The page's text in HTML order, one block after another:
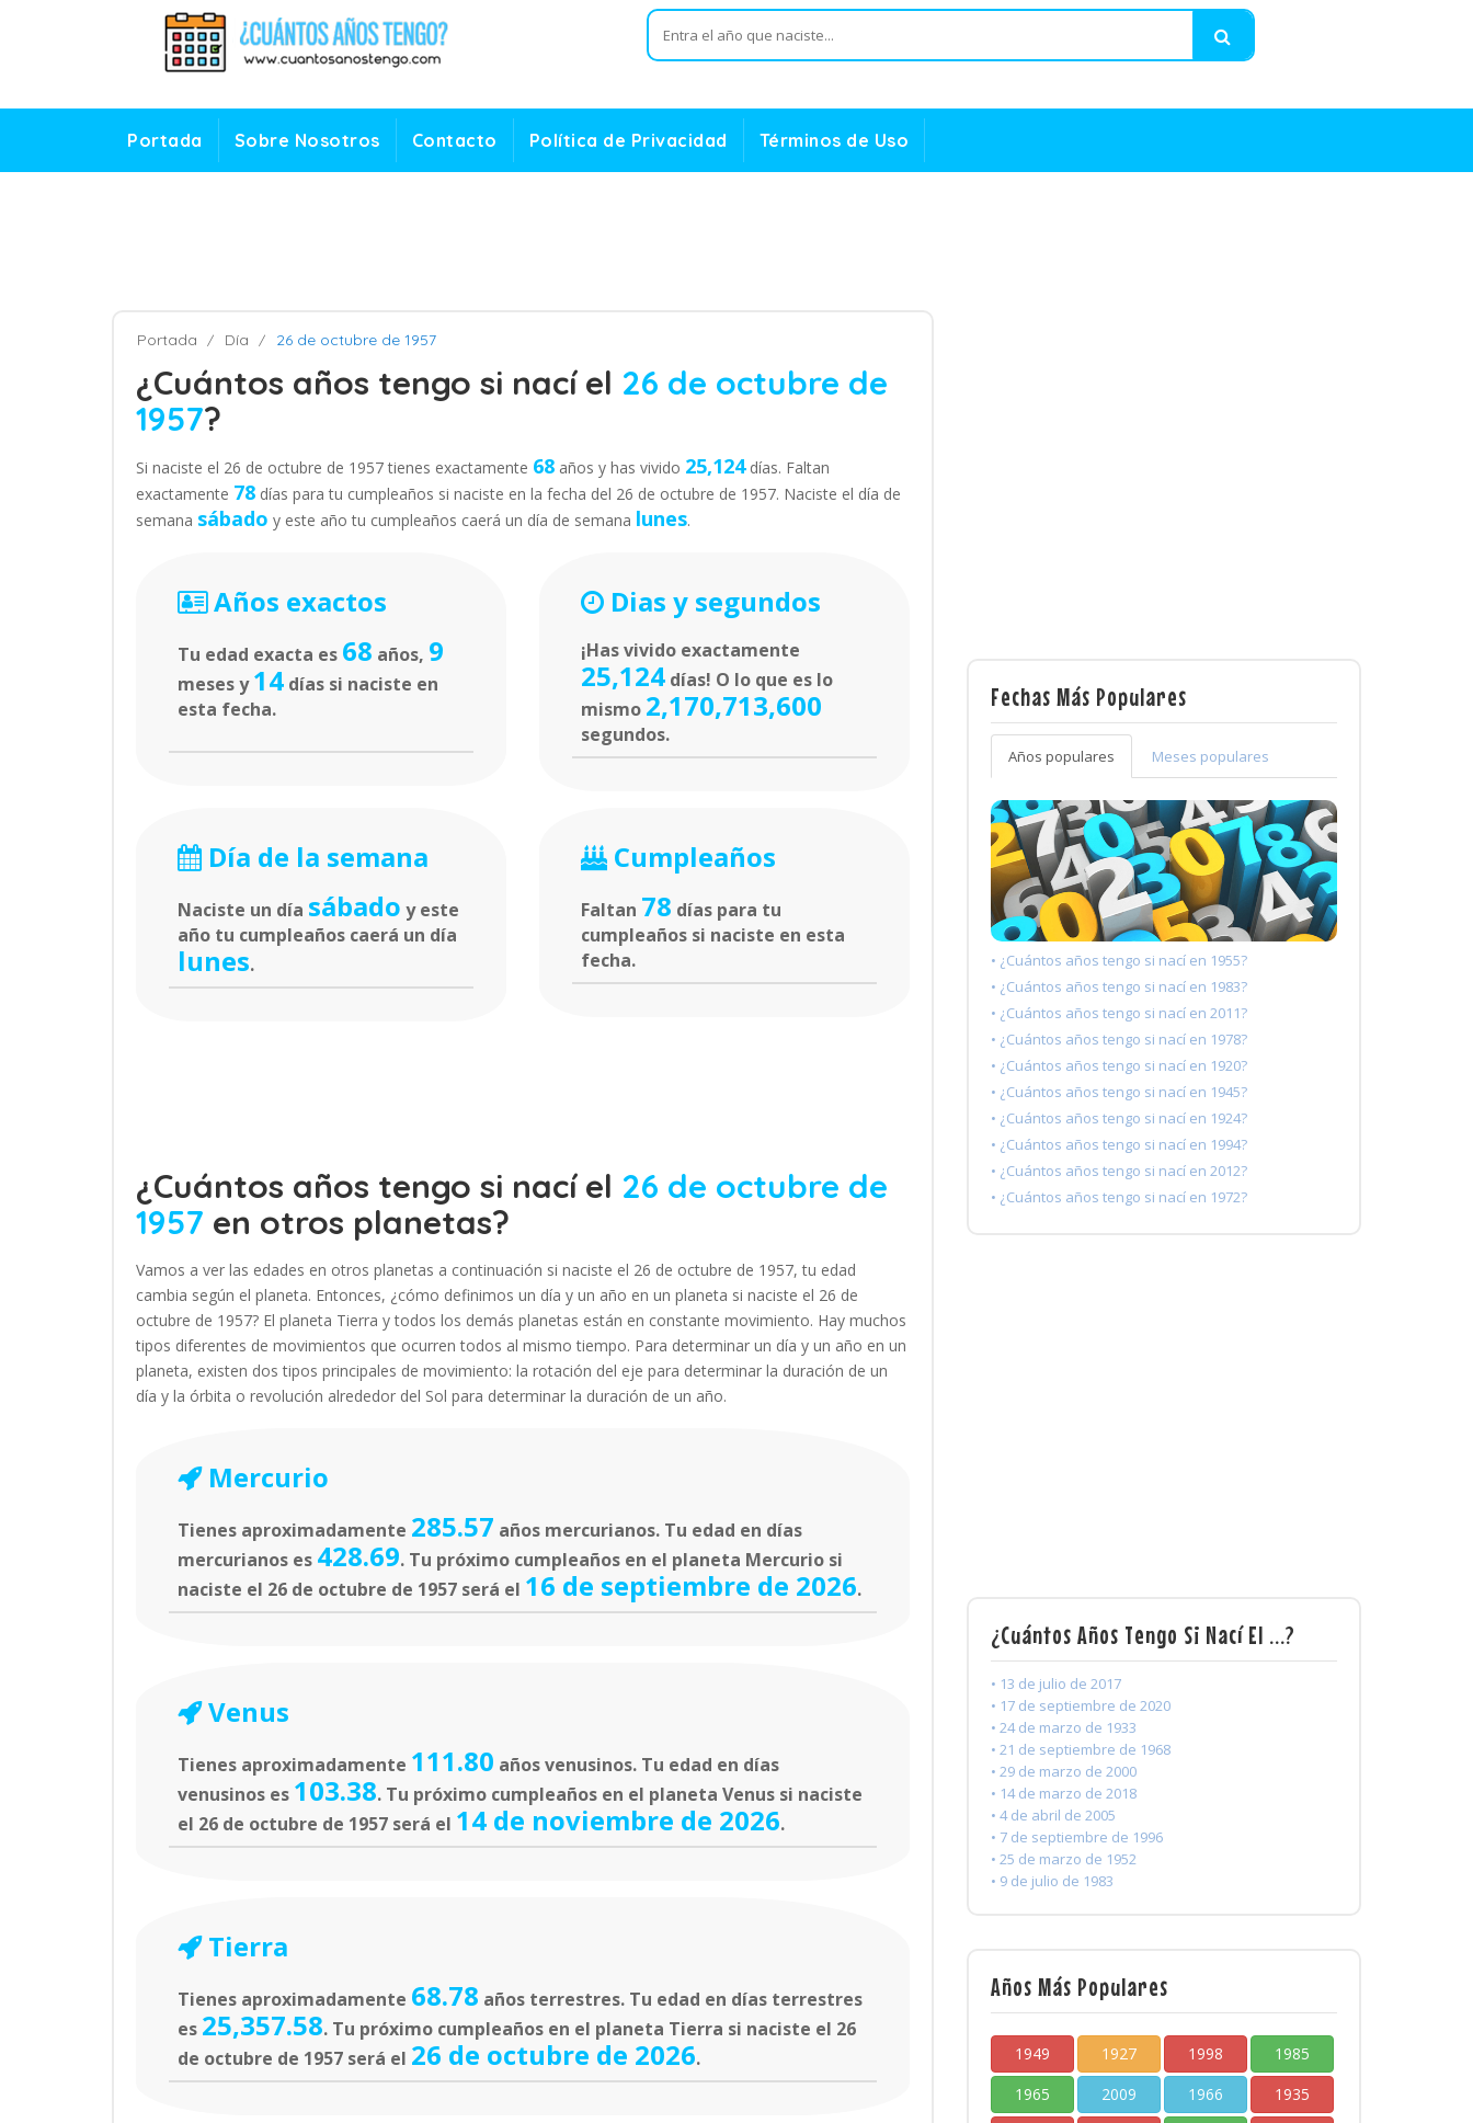
Portada Sobre Nosotros Contacto Política de Privacidad Términos de Uso
Portada Día 26 de octubre de 1957
¿Cuántos años tengo si nací el 26 de octubre de
1957?
Si naciste el 26 de octubre de 1957 tienes exactamente 68 años y has vivido 25,124días. Faltan
exactamente 78 días para tu cumpleaños si naciste en la fecha del 26 de octubre de 1957. Naciste el día de
semana sábado y este año tu cumpleaños caerá un día de semana lunes.
Años exactos
Tu edad exacta es 68 años, 9
meses y14 días si naciste en
esta fecha.
Dias y segundos
¡Has vivido exactamente
25,124 días! O lo que es lo
mismo 2,170,713,600
segundos.
Día de la semana
Naciste un día sábado y este
año tu cumpleaños caerá un día
lunes.
Cumpleaños
Faltan 78 días para tu
cumpleaños si naciste en esta
fecha.
¿Cuántos años tengo si nací el 26 de octubre de
1957 en otros planetas?
Vamos a ver las edades en otros planetas a continuación si naciste el 26 de octubre de 1957, tu edad
cambia según el planeta. Entonces, ¿cómo definimos un día y un año en un planeta si naciste el 26 de
octubre de 1957? El planeta Tierra y todos los demás planetas están en constante movimiento. Hay muchos
tipos diferentes de movimientos que ocurren todos al mismo tiempo. Para determinar un día y un año en un
planeta, existen dos tipos principales de movimiento: la rotación del eje para determinar la duración de un
día y la órbita o revolución alrededor del Sol para determinar la duración de un año.
Mercurio
Tienes aproximadamente 285.57 años mercurianos. Tu edad en días
mercurianos es 428.69. Tu próximo cumpleaños en el planeta Mercurio si
naciste el 26 de octubre de 1957 será el 16 de septiembre de 2026.
Venus
Tienes aproximadamente 111.80 años venusinos. Tu edad en días
venusinos es 103.38. Tu próximo cumpleaños en el planeta Venus si naciste
el 26 de octubre de 1957 será el 14 de noviembre de 2026.
Tierra
Tienes aproximadamente 68.78 años terrestres. Tu edad en días terrestres
es 25,357.58. Tu próximo cumpleaños en el planeta Tierra si naciste el 26
de octubre de 1957 será el 26 de octubre de 2026.
Fechas Más Populares
Años populares Meses populares
• ¿Cuántos años tengo si nací en 1955?
• ¿Cuántos años tengo si nací en 1983?
• ¿Cuántos años tengo si nací en 2011?
• ¿Cuántos años tengo si nací en 1978?
• ¿Cuántos años tengo si nací en 1920?
• ¿Cuántos años tengo si nací en 1945?
• ¿Cuántos años tengo si nací en 1924?
• ¿Cuántos años tengo si nací en 1994?
• ¿Cuántos años tengo si nací en 2012?
• ¿Cuántos años tengo si nací en 1972?
¿Cuántos Años Tengo Si Nací El ...?
• 13 de julio de 2017
• 17 de septiembre de 2020
• 24 de marzo de 1933
• 21 de septiembre de 1968
• 29 de marzo de 2000
• 14 de marzo de 2018
• 4 de abril de 2005
• 7 de septiembre de 1996
• 25 de marzo de 1952
• 9 de julio de 1983
Años Más Populares
1949 1927 1998
1985
1965
2009 1966
1935